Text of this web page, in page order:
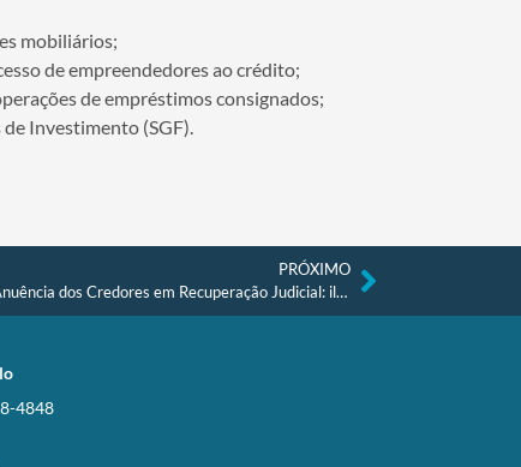
mobiliários;
de empreendedores ao crédito;
de empréstimos consignados;
Investimento (SGF).
PRÓXIMO
Supressão de Garantias Creditícias sem Anuência dos Credores em Recuperação Judicial: ilegalidade e inconstitucionalidade.
4848